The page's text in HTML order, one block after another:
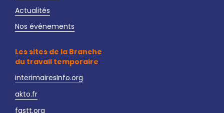
Actualités
Nos événements
Les sites de la Branche
du travail temporaire
interimairesInfo.org
akto.fr
fastt.org